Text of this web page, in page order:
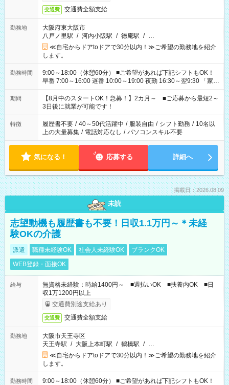
交通費 交通費全額支給
勤務地
大阪府東大阪市
八戸ノ里駅 / 河内小阪駅 / 徳庵駅 / …
≪自宅からドアtoドアで30分以内！≫ご希望の勤務地を紹介
します。
勤務時間
9:00～18:00（休憩60分） ■ご希望があれば下記シフトもOK！
早番 7:00～16:00 遅番 10:00～19:00 夜勤 16:30～翌9:30 「家族
と休みを合わせたい」 「余裕を持って夕飯の準備がしたい」
「できれば残業はしたくない」 など、ご希望を教えてください
ね。 ※Wワーク希望の方へ 今ご覧のお仕事で希望する勤務時間
と、もう1つのお仕事の勤務時間。 合計で週40時間を超える場
合は応募できません。
期間
【8月中のスタートOK！急募！】2カ月～ ■ご応募から最短2～
3日後に就業が可能です！
特徴 履歴書不要 / 40～50代活躍中 / 服装自由 / シフト勤務 / 10名以
上の大量募集 / 電話対応なし / パソコンスキル不要
気になる！ 応募する 詳細へ
掲載日：2026.08.09
未読
志望動機も履歴書も不要！日収1.1万円～＊未経
験OKの介護
派遣 職種未経験OK 社会人未経験OK
ブランクOK
WEB登録・面接OK
給与
無資格未経験：時給1400円～ ■週払いOK ■扶養内OK ■日
収1万1200円以上
交通費別途支給あり
交通費 交通費全額支給
勤務地
大阪市天王寺区
天王寺駅 / 大阪上本町駅 / 鶴橋駅 / …
≪自宅からドアtoドアで30分以内！≫ご希望の勤務地を紹介
します。
勤務時間
9:00～18:00（休憩60分） ■ご希望があれば下記シフトもOK！